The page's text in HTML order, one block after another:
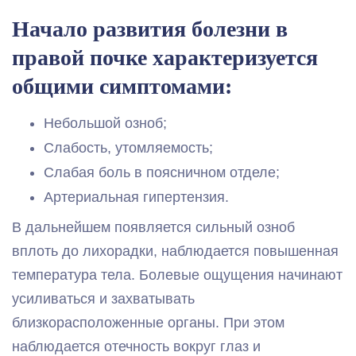
Начало развития болезни в
правой почке характеризуется
общими симптомами:
Небольшой озноб;
Слабость, утомляемость;
Слабая боль в поясничном отделе;
Артериальная гипертензия.
В дальнейшем появляется сильный озноб
вплоть до лихорадки, наблюдается повышенная
температура тела. Болевые ощущения начинают
усиливаться и захватывать
близкорасположенные органы. При этом
наблюдается отечность вокруг глаз и